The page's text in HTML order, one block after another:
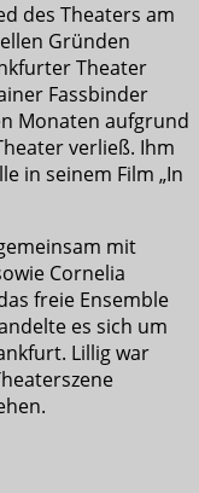
des Theaters am
Gründen
Theater
Fassbinder
Monaten aufgrund
verließ. Ihm
in seinem Film „In
mit
Cornelia
freie Ensemble
es sich um
Lillig war